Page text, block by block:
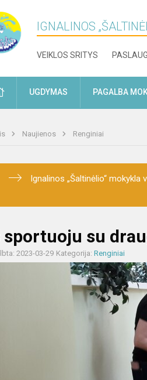
IGNALINOS
VEIKLOS SRITYS
PRADŽIAUGDYMAS PAGALBA
Naujienos Renginiai
Ignalinos „Šaltinėlio“
sportuoju su
2023-03-29 Kategorija: Renginiai